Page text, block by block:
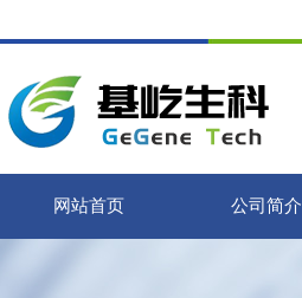
网站首页 公司简介